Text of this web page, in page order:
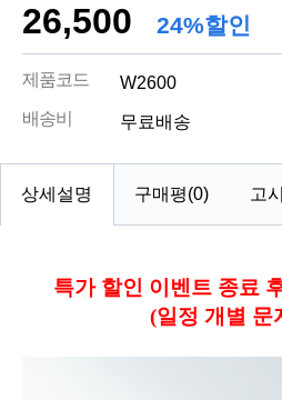
26,500 24%할인
제품코드
W2600
배송비
무료배송
상세설명 구매평(0) 고
특가 할인 이벤트 종료
(일정 개별 문